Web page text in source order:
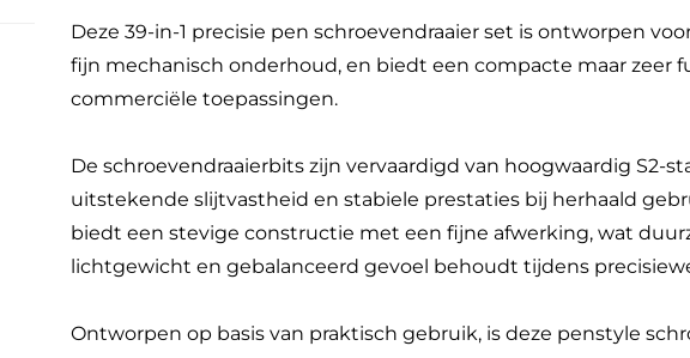
Deze 39-in-1 precisie pen schroevendraaier set is ontworpen
fijn mechanisch onderhoud, en biedt een compacte maar zeer
commerciële toepassingen.
De schroevendraaierbits zijn vervaardigd van hoogwaardig S2-
uitstekende slijtvastheid en stabiele prestaties bij herhaald
biedt een stevige constructie met een fijne afwerking, wat
lichtgewicht en gebalanceerd gevoel behoudt tijdens
Ontworpen op basis van praktisch gebruik, is deze penstyle